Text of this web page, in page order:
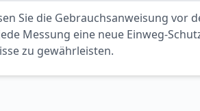
Sie die Gebrauchsanweisung vor
Messung eine neue Einweg-
zu gewährleisten.